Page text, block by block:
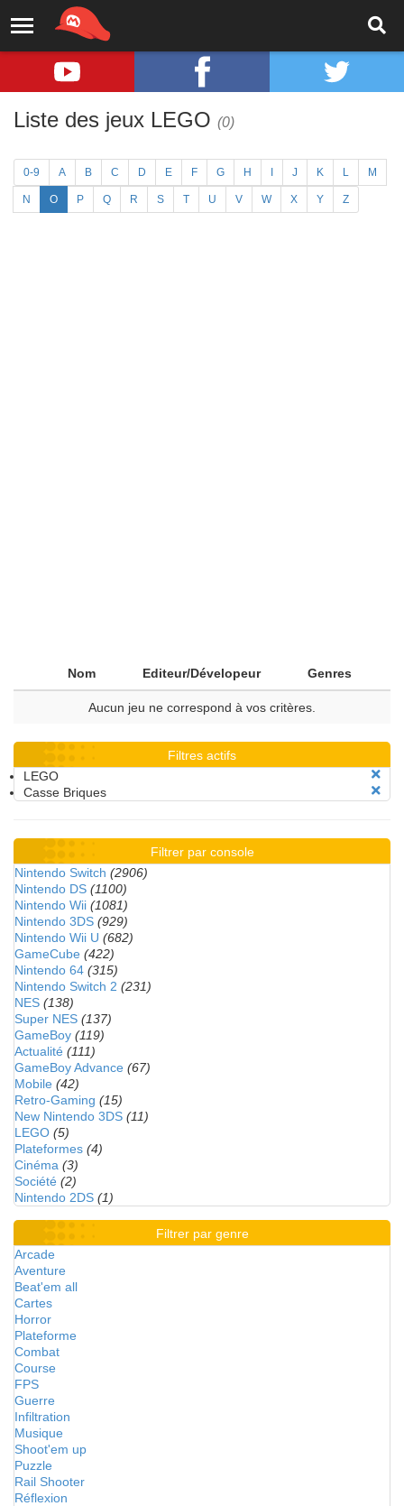
Liste des jeux LEGO (0)
0-9 A B C D E F G H J K L M
N O P Q R S T U V W X Y Z
Nom Editeur/Dévelopeur Genres
Aucun jeu ne correspond à vos critères.
Filtres actifs
LEGO
Casse Briques
Filtrer par console
Nintendo Switch (2906)
Nintendo DS (1100)
Nintendo Wii (1081)
Nintendo 3DS (929)
Nintendo Wii U (682)
GameCube (422)
Nintendo 64 (315)
Nintendo Switch 2 (231)
NES (138)
Super NES (137)
GameBoy (119)
Actualité (111)
GameBoy Advance (67)
Mobile (42)
Retro-Gaming (15)
New Nintendo 3DS (11)
LEGO (5)
Plateformes (4)
Cinéma (3)
Société (2)
Nintendo 2DS (1)
Filtrer par genre
Arcade
Aventure
Beat'em all
Cartes
Horror
Plateforme
Combat
Course
FPS
Guerre
Infiltration
Musique
Shoot'em up
Puzzle
Rail Shooter
Réflexion